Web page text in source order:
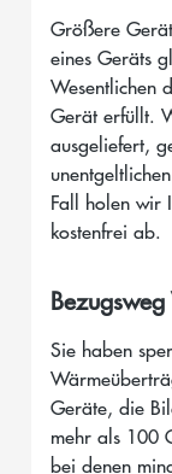
Größere
eines Geräts
Wesentlichen
Gerät erfüllt.
ausgeliefert,
Fall holen wir
kostenfrei ab.
Sie haben
Geräte, die
mehr als 100
bei denen